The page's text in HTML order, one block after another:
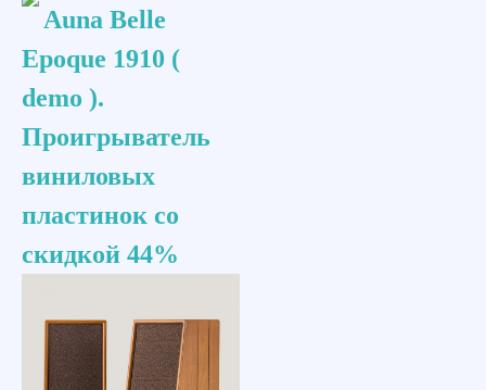
Auna Belle
Epoque 1910 (
demo ).
Проигрыватель
виниловых
пластинок со
скидкой 44%